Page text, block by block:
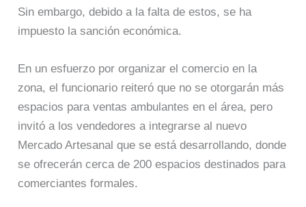
Sin embargo, debido a la falta de estos, se ha
impuesto la sanción económica.
En un esfuerzo por organizar el comercio en la
zona, el funcionario reiteró que no se otorgarán más
espacios para ventas ambulantes en el área, pero
invitó a los vendedores a integrarse al nuevo
Mercado Artesanal que se está desarrollando, donde
se ofrecerán cerca de 200 espacios destinados para
comerciantes formales.